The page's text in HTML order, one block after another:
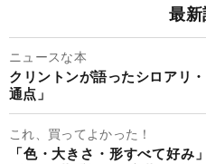
最
ニュースな本
クリントンが語ったシロアリ
通点」
これ、買ってよかった！
「色・大きさ・形すべて好